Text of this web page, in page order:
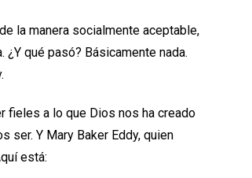
la manera socialmente aceptable,
qué pasó? Básicamente nada.
fieles a lo que Dios nos ha creado
ser. Y Mary Baker Eddy, quien
está: